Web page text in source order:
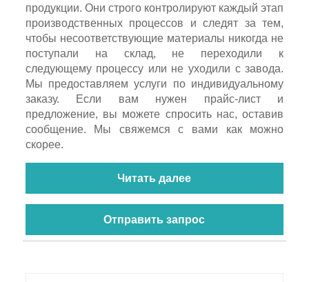
продукции. Они строго контролируют каждый этап
производственных процессов и следят за тем,
чтобы несоответствующие материалы никогда не
поступали на склад, не переходили к
следующему процессу или не уходили с завода.
Мы предоставляем услуги по индивидуальному
заказу. Если вам нужен прайс-лист и
предложение, вы можете спросить нас, оставив
сообщение. Мы свяжемся с вами как можно
скорее.
Читать далее
Отправить запрос